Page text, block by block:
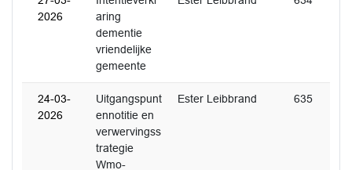
2026
aring
dementie
vriendelijke
gemeente
24-03-
2026
Uitgangspunt
ennotitie en
verwervingss
trategie
Wmo-
Ester Leibbrand 635